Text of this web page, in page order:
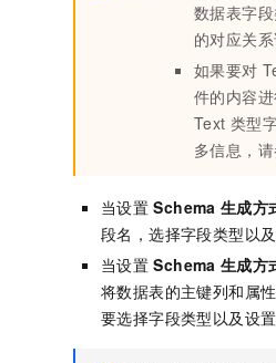
数据表字
的对应关
如果要对
件的内容
Text 类型
多信息，
当设置 Schema 生成方
段名，选择字段类型以
当设置 Schema 生成方
将数据表的主键列和属
要选择字段类型以及设